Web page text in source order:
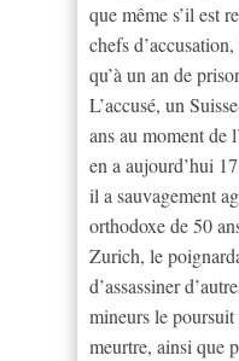
que même s’il est
chefs
qu’à un an de
L’accusé, un
ans au moment de
en a aujourd’hui
il a sauvagement
orthodoxe de 50
Zurich, le
d’assassiner
mineurs le
meurtre, ainsi que